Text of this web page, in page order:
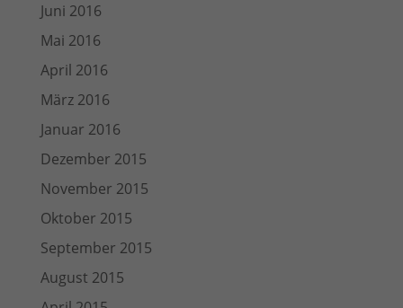
Juni 2016
Mai 2016
April 2016
März 2016
Januar 2016
Dezember 2015
November 2015
Oktober 2015
September 2015
August 2015